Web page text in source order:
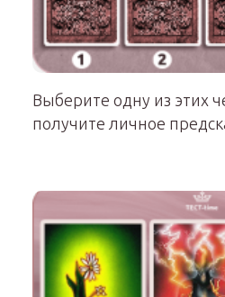
Выберите одну из этих
получите личное